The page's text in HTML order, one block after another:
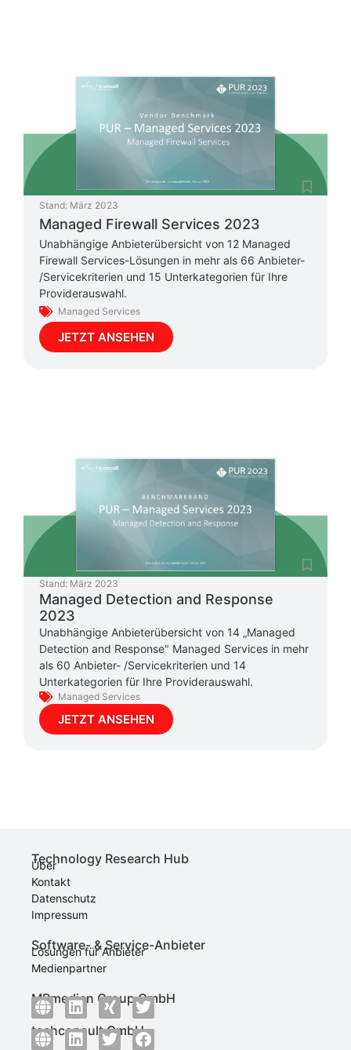
Stand: März 2023
Managed Firewall Services 2023
Unabhängige Anbieterübersicht von 12 Managed
Firewall Services-Lösungen in mehr als 66 Anbieter-
/Servicekriterien und 15 Unterkategorien für Ihre
Providerauswahl.
Managed Services
JETZT ANSEHEN
Stand: März 2023
Managed Detection and Response
2023
Unabhängige Anbieterübersicht von 14 „Managed
Detection and Response" Managed Services in mehr
als 60 Anbieter- /Servicekriterien und 14
Unterkategorien für Ihre Providerauswahl.
Managed Services
JETZT ANSEHEN
Technology Research Hub
Über
Kontakt
Datenschutz
Impressum
Software- & Service-Anbieter
Lösungen für Anbieter
Medienpartner
MBmedien Group GmbH
techconsult GmbH